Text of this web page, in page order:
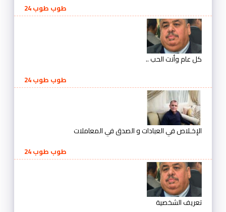
طوب طوب 24
كل عام وأنت الحب ..
طوب طوب 24
الإخـلاص في العبادات و الصدق في المعاملات
طوب طوب 24
تعريف الشخصية